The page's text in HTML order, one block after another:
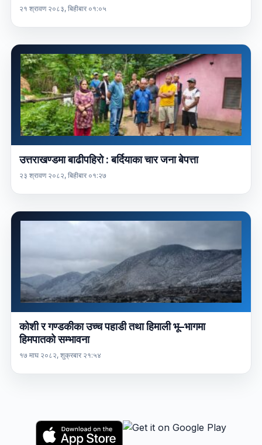
२१ श्रावण २०८३, बिहीबार ०१:०५
उत्तराखण्डमा बाढीपहिरो : बर्दियाका चार जना बेपत्ता
२३ श्रावण २०८२, बिहीबार ०१:२७
कोशी र गण्डकीका उच्च पहाडी तथा हिमाली भू–भागमा
हिमपातको सम्भावना
१७ माघ २०८२, शुक्रबार २१:५४